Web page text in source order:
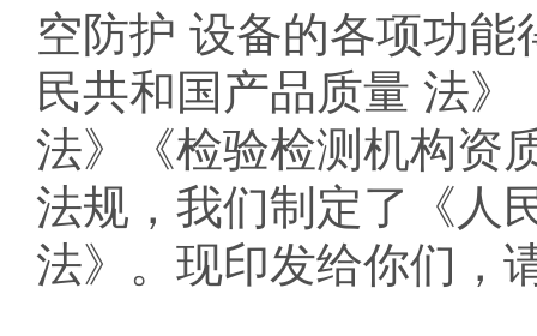
空防护 设备的各项功
民共和国产品质量 法
法》《检验检测机构资
法规，我们制定了《人
法》。现印发给你们，